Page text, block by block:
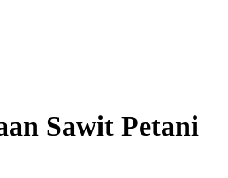
Sawit Petani